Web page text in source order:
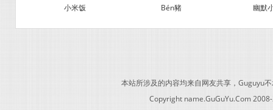
小米饭
Bén豬 幽默
本站所涉及的内容均来自网友共享，Guguyu
Copyright name.GuGuYu.Com